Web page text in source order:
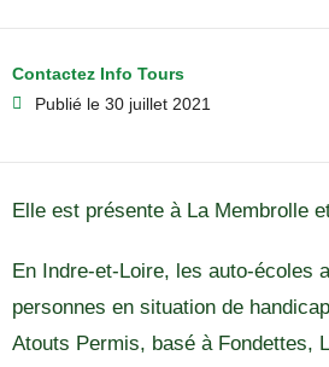
Contactez Info Tours
Publié le 30 juillet 2021
Elle est présente à La Membrolle
En Indre-et-Loire, les auto-écoles
personnes en situation de
Atouts Permis, basé à Fondettes,